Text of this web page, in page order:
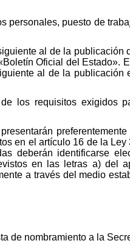
personales, puesto de
al de la publicación
Oficial del Estado».
al de la publicación
los requisitos exigidos
preferentemente
en el artículo 16 de la Ley
deberán identificarse
en las letras a) del
a través del medio
de nombramiento a la